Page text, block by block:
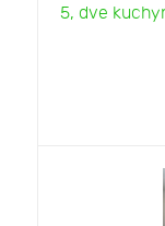
5, dve